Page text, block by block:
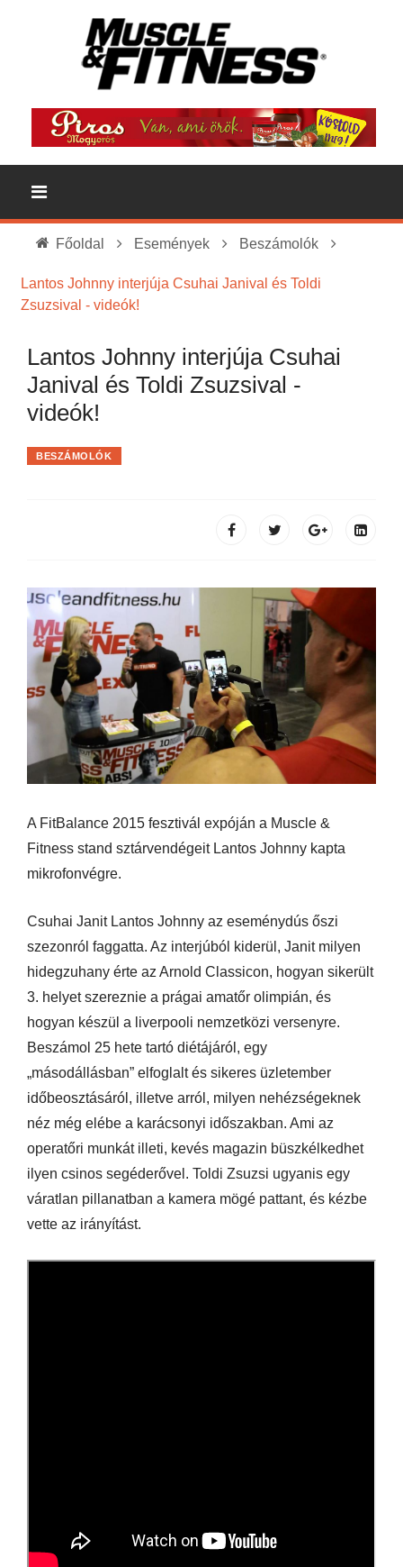
Főoldal Események Beszámolók
Lantos Johnny interjúja Csuhai Janival és Toldi
Zsuzsival - videók!
Lantos Johnny interjúja Csuhai
Janival és Toldi Zsuzsival -
videók!
BESZÁMOLÓK
A FitBalance 2015 fesztivál expóján a Muscle &
Fitness stand sztárvendégeit Lantos Johnny kapta
mikrofonvégre.
Csuhai Janit Lantos Johnny az eseménydús őszi
szezonról faggatta. Az interjúból kiderül, Janit milyen
hidegzuhany érte az Arnold Classicon, hogyan sikerült
3. helyet szereznie a prágai amatőr olimpián, és
hogyan készül a liverpooli nemzetközi versenyre.
Beszámol 25 hete tartó diétájáról, egy
„másodállásban” elfoglalt és sikeres üzletember
időbeosztásáról, illetve arról, milyen nehézségeknek
néz még elébe a karácsonyi időszakban. Ami az
operatőri munkát illeti, kevés magazin büszkélkedhet
ilyen csinos segéderővel. Toldi Zsuzsi ugyanis egy
váratlan pillanatban a kamera mögé pattant, és kézbe
vette az irányítást.